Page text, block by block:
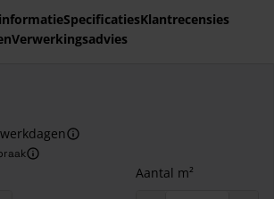
SpecificatiesKlantrecensies
Verwerkingsadvies
Aantal m²